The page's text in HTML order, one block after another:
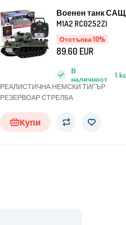
Отстъпка 10%
Военен танк САЩ
M1A2 RC0252ZI
РЕАЛИСТИЧНА НЕМСКИ ТИГЪР
РЕЗЕРВОАР СТРЕЛБА
В
наличност
1 ks
89.60 EUR
Купи